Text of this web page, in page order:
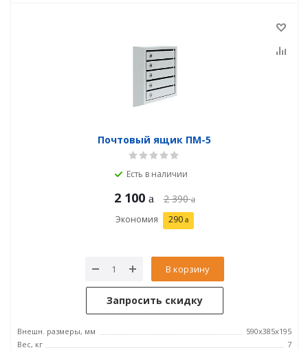
Почтовый ящик ПМ-5
Есть в наличии
2 100 2 390
Экономия 290
В корзину
Запросить скидку
Внешн. размеры, мм
590х385х195
Вес, кг
7